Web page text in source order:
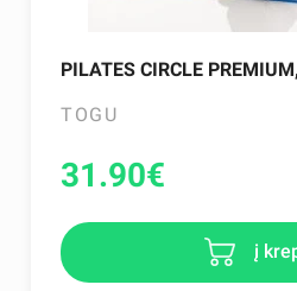
PILATES CIRCLE
TOGU
31.90€
į